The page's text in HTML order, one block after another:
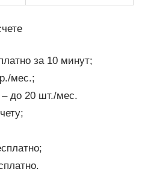
за 10 минут;
мес.;
до 20 шт./мес.